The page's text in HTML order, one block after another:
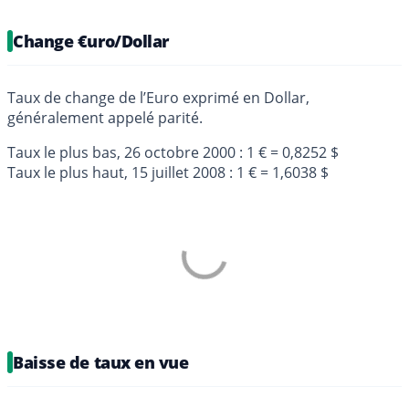
Change €uro/Dollar
Taux de change de l’Euro exprimé en Dollar,
généralement appelé parité.
Taux le plus bas, 26 octobre 2000 : 1 € = 0,8252 $
Taux le plus haut, 15 juillet 2008 : 1 € = 1,6038 $
Baisse de taux en vue